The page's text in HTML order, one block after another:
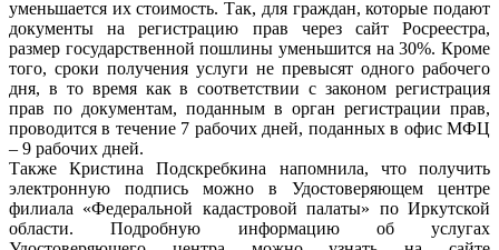
уменьшается их стоимость. Так, для граждан, которые подают
документы на регистрацию прав через сайт Росреестра,
размер государственной пошлины уменьшится на 30%. Кроме
того, сроки получения услуги не превысят одного рабочего
дня, в то время как в соответствии с законом регистрация
прав по документам, поданным в орган регистрации прав,
проводится в течение 7 рабочих дней, поданных в офис МФЦ
– 9 рабочих дней.
Также Кристина Подскребкина напомнила, что получить
электронную подпись можно в Удостоверяющем центре
филиала «Федеральной кадастровой палаты» по Иркутской
области. Подробную информацию об услугах